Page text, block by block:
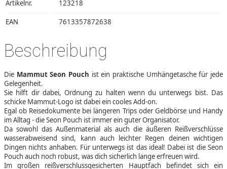
Artikelnr. 123218
EAN 7613357872638
Beschreibung
Die Mammut Seon Pouch ist ein praktische Umhängetasche für jede
Gelegenheit.
Sie hilft dir dabei, Ordnung zu halten wenn du unterwegs bist. Das
schicke Mammut-Logo ist dabei ein cooles Add-on.
Egal ob Reisedokumente bei längeren Trips oder Geldbörse und Handy
im Alltag - die Seon Pouch ist immer ein guter Organisator.
Da sowohl das Außenmaterial als auch die äußeren Reißverschlüsse
wasserabweisend sind, kann auch leichter Regen deinen wichtigen
Dingen nichts anhaben. Für unterwegs ist das ideal! Dabei ist die Seon
Pouch auch noch robust, was dich sicherlich lange erfreuen wird.
Im großen reißverschlussgesicherten Hauptfach befindet sich ein